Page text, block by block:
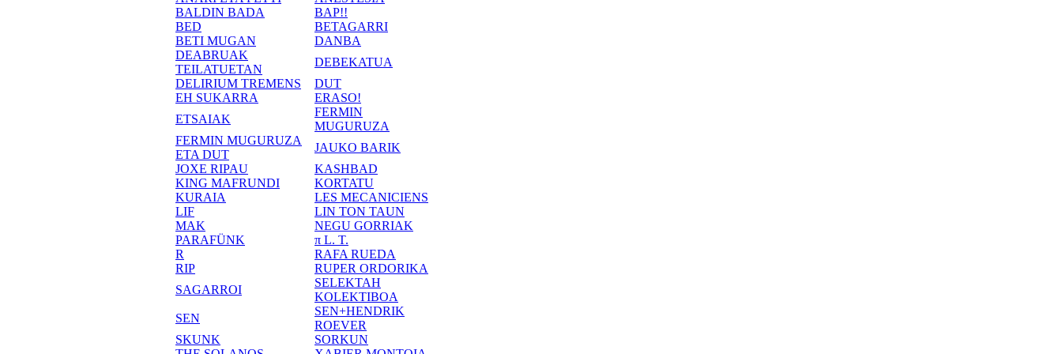
BALDIN BADA
BAP!!
BED
BETAGARRI
BETI MUGAN
DANBA
DEABRUAK
TEILATUETAN
DEBEKATUA
DELIRIUM TREMENS
DUT
EH SUKARRA
ERASO!
ETSAIAK
FERMIN
MUGURUZA
FERMIN MUGURUZA
ETA DUT
JAUKO BARIK
JOXE RIPAU
KASHBAD
KING MAFRUNDI
KORTATU
KURAIA
LES MECANICIENS
LIF
LIN TON TAUN
MAK
NEGU GORRIAK
PARAFÜNK
π L. T.
R
RAFA RUEDA
RIP
RUPER ORDORIKA
SAGARROI
SELEKTAH
KOLEKTIBOA
SEN
SEN+HENDRIK
ROEVER
SKUNK
SORKUN